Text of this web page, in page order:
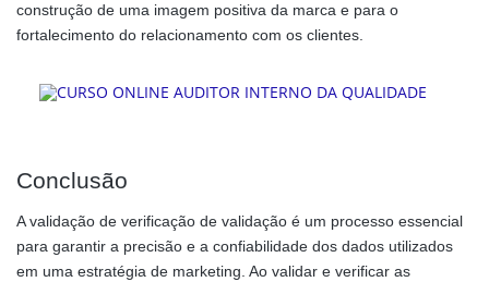
construção de uma imagem positiva da marca e para o
fortalecimento do relacionamento com os clientes.
Conclusão
A validação de verificação de validação é um processo essencial
para garantir a precisão e a confiabilidade dos dados utilizados
em uma estratégia de marketing. Ao validar e verificar as